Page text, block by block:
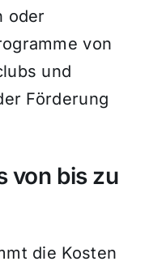
oder
von
und
Förderung
von bis zu
die Kosten